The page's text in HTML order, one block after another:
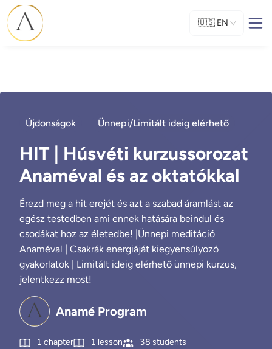
🇺🇸 EN
Újdonságok Ünnepi/Limitált ideig elérhető
HIT | Húsvéti kurzussorozat
Anaméval és az oktatókkal
Érezd meg a hit erejét és azt a szabad áramlást az
egész testedben ami ennek hatására beindul és
csodákat hoz az életedbe! |Ünnepi meditáció
Anaméval | Csakrák energiáját kiegyensúlyozó
gyakorlatok | Limitált ideig elérhető ünnepi kurzus,
jelentkezz most!
Anamé Program
1 chapter 1 lesson 38 students